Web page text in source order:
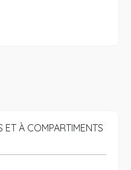
ET À COMPARTIMENTS